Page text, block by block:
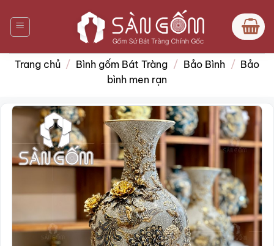
qua
nội
dung
Trang chủ / Bình gốm Bát Tràng / Bảo Bình / Bảo
bình men rạn